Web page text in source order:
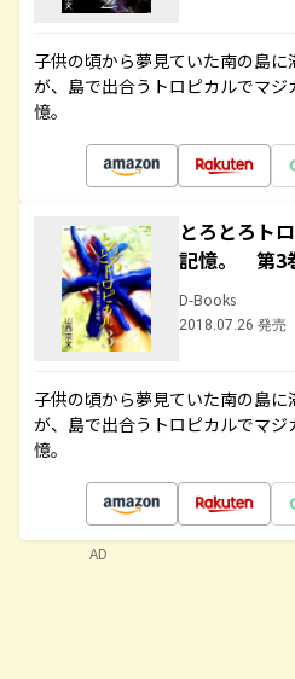
子供の頃から夢見ていた南の島
が、島で出合うトロピカルでマ
憶。
とろとろト
記憶。 第3
D-Books
2018.07.26 発売
子供の頃から夢見ていた南の島
が、島で出合うトロピカルでマ
憶。
AD